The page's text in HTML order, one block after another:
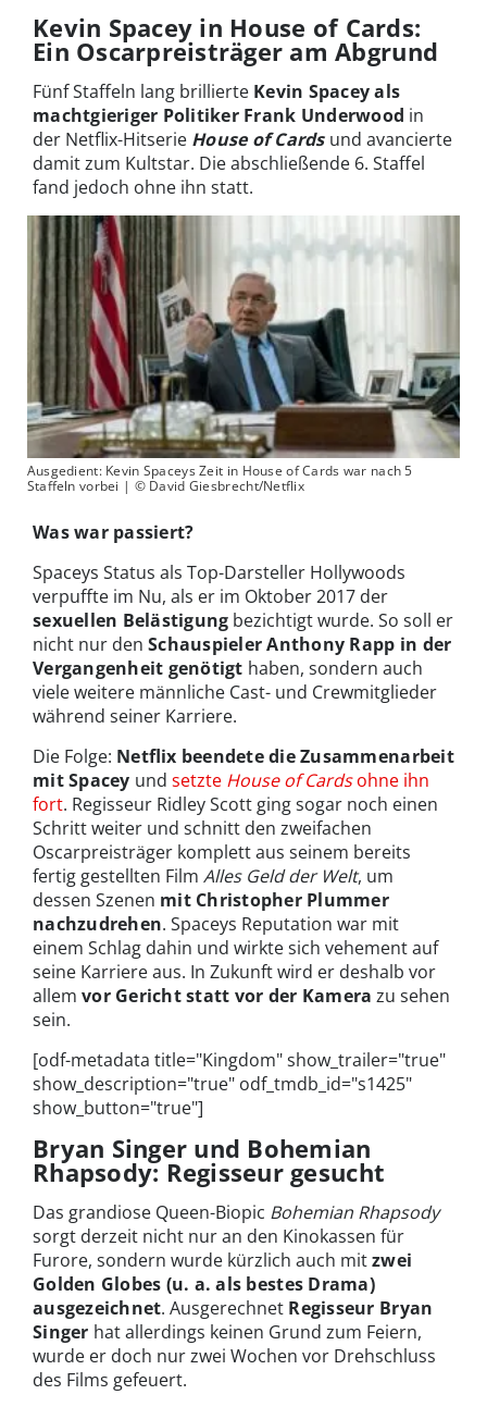
Kevin Spacey in House of Cards:
Ein Oscarpreisträger am Abgrund
Fünf Staffeln lang brillierte Kevin Spacey als
machtgieriger Politiker Frank Underwood in
der Netflix-Hitserie House of Cardsund avancierte
damit zum Kultstar. Die abschließende 6. Staffel
fand jedoch ohne ihn statt.
Ausgedient: Kevin Spaceys Zeit in House of Cards war nach 5
Staffeln vorbei | © David Giesbrecht/Netflix
Was war passiert?
Spaceys Status als Top-Darsteller Hollywoods
verpuffte im Nu, als er im Oktober 2017 der
sexuellen Belästigung bezichtigt wurde. So soll er
nicht nur den Schauspieler Anthony Rapp in der
Vergangenheit genötigt haben, sondern auch
viele weitere männliche Cast- und Crewmitglieder
während seiner Karriere.
Die Folge: Netflix beendete die Zusammenarbeit
mit Spacey und setzte House of Cardsohne ihn
fort. Regisseur Ridley Scott ging sogar noch einen
Schritt weiter und schnitt den zweifachen
Oscarpreisträger komplett aus seinem bereits
fertig gestellten Film Alles Geld der Welt, um
dessen Szenen mit Christopher Plummer
nachzudrehen. Spaceys Reputation war mit
einem Schlag dahin und wirkte sich vehement auf
seine Karriere aus. In Zukunft wird er deshalb vor
allem vor Gericht statt vor der Kamera zu sehen
sein.
[odf-metadata title="Kingdom" show_trailer="true"
show_description="true" odf_tmdb_id="s1425"
show_button="true"]
Bryan Singer und Bohemian
Rhapsody: Regisseur gesucht
Das grandiose Queen-Biopic Bohemian Rhapsody
sorgt derzeit nicht nur an den Kinokassen für
Furore, sondern wurde kürzlich auch mitzwei
Golden Globes (u. a. als bestes Drama)
ausgezeichnet. Ausgerechnet Regisseur Bryan
Singer hat allerdings keinen Grund zum Feiern,
wurde er doch nur zwei Wochen vor Drehschluss
des Films gefeuert.